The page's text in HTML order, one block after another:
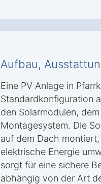
Aufbau,
Eine PV Anlage in
Standardkonfiguration
den Solarmodulen,
Montagesystem. Die
auf dem Dach
elektrische Energie
sorgt für eine sichere
abhängig von der Art